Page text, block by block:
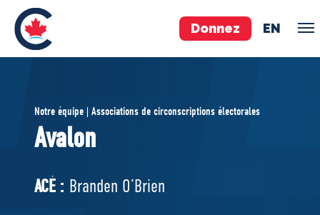
Donnez EN
ÉQUIPE
Pierre Poilievre
Vos députés conservateurs
Cabinet fantôme
Exécutif national
Notre équipe | Associations de circonscriptions électorales
Avalon
ACÉ : Branden O’Brien